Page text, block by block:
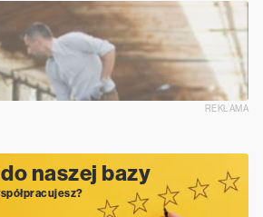
REKLAMA
naszej bazy